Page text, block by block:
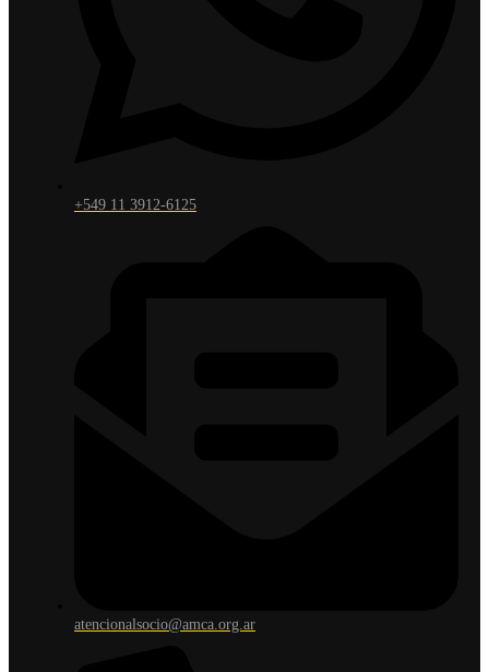
+549 11 3912-6125
atencionalsocio@amca.org.ar